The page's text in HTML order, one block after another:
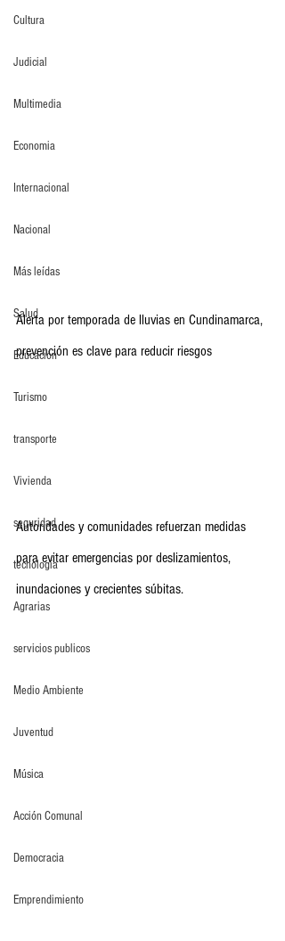
Cultura
Judicial
Multimedia
Economia
Internacional
Nacional
Más leídas
Salud
Educación
Turismo
transporte
Vivienda
seguridad
tecnología
Agrarias
servicios publicos
Medio Ambiente
Juventud
Música
Acción Comunal
Democracia
Emprendimiento
Alerta por temporada de lluvias en Cundinamarca,
prevención es clave para reducir riesgos
Autoridades y comunidades refuerzan medidas
para evitar emergencias por deslizamientos,
inundaciones y crecientes súbitas.